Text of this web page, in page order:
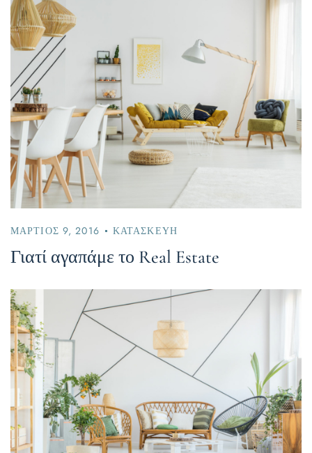
ΜΆΡΤΙΟΣ 9, 2016 ΚΑΤΑΣΚΕΥΉ
Γιατί αγαπάμε το Real Estate